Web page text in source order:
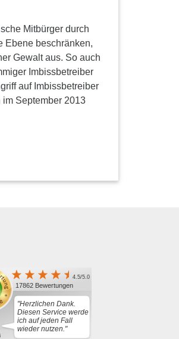
Mitbürger durch
Ebene beschränken,
Gewalt aus. So auch
Imbissbetreiber
auf Imbissbetreiber
September 2013
4.5/5.0
17862 Bewertungen
"Herzlichen Dank.
Diesen Service werde
ich auf jeden Fall
wieder nutzen."